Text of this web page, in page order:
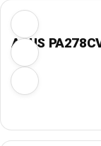
ASUS